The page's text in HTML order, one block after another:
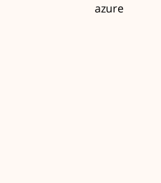
azure